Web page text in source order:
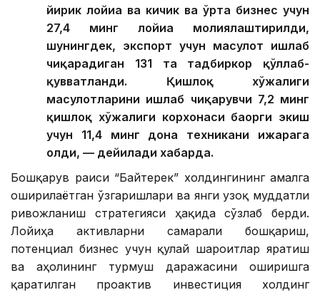
йирик лойиҳа ва кичик ва ўрта бизнес учун
27,4 минг лойиҳа молиялаштирилди,
шунингдек, экспорт учун маҳсулот ишлаб
чиқарадиган 131 та тадбиркор қўллаб-
қувватланди. Қишлоқ хўжалиги
маҳсулотларини ишлаб чиқарувчи 7,2 минг
қишлоқ хўжалиги корхонаси баҳорги экиш
учун 11,4 минг дона техникани ижарага
олди, — дейилади хабарда.
Бошқарув раиси “Байтерек” холдингининг амалга
оширилаётган ўзгаришлари ва янги узоқ муддатли
ривожланиш стратегияси ҳақида сўзлаб берди.
Лойиҳа активларни самарали бошқариш,
потенциал бизнес учун қулай шароитлар яратиш
ва аҳолининг турмуш даражасини оширишга
қаратилган проактив инвестиция холдинг